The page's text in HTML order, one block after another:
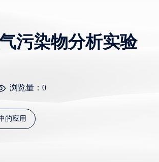
污染物分析实验
浏览量： 0
的应用